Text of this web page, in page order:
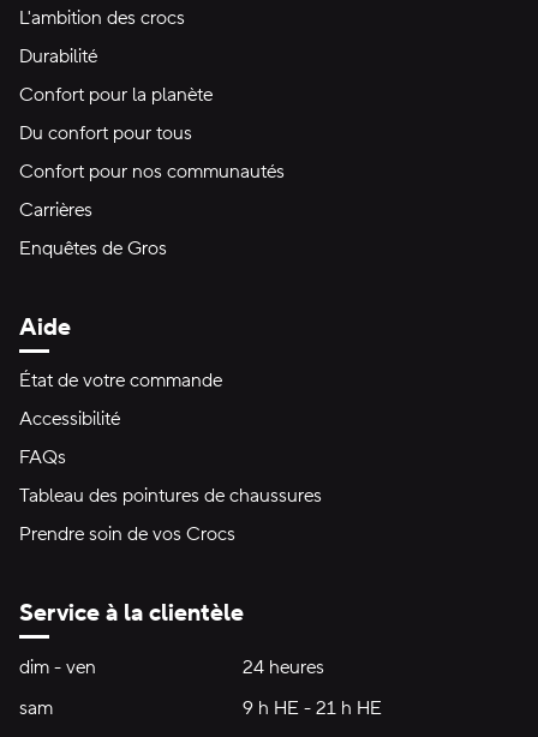
L'ambition des crocs
Durabilité
Confort pour la planète
Du confort pour tous
Confort pour nos communautés
Carrières
Enquêtes de Gros
Aide
État de votre commande
Accessibilité
FAQs
Tableau des pointures de chaussures
Prendre soin de vos Crocs
Service à la clientèle
Heures d'ouverture:
dim - ven dimanche à vendredi24 heures24 heures
sam
9 h HE - 21 h HE9 h HE - 21 h HE